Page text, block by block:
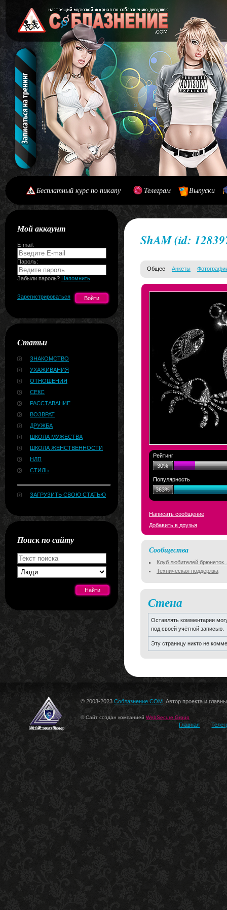
Бесплатный курс по пикапу Телеграм Выпуски
Мой аккаунт
E-mail:
Пароль:
Забыли пароль? Напомнить
Зарегистрироваться
Статьи
ЗНАКОМСТВО
УХАЖИВАНИЯ
ОТНОШЕНИЯ
СЕКС
РАССТАВАНИЕ
ВОЗВРАТ
ДРУЖБА
ШКОЛА МУЖЕСТВА
ШКОЛА ЖЕНСТВЕННОСТИ
НЛП
СТИЛЬ
ЗАГРУЗИТЬ СВОЮ СТАТЬЮ
Поиск по сайту
ShAM(id:
Общее Анкеты
Рейтинг
30%
Популярность
363%
Написать сообщение
Добавить в друзья
Сообщества
Клуб любителей
Техническая поддержка
Стена
Оставлять комментарии
под своей учётной записью.
Эту страницу никто не
© 2003-2023 Соблазнение.COM . Автор проекта и
© Сайт создан компанией WebSecure Group
Главная